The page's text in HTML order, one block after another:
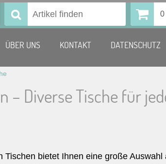
Suchen 0
ÜBER UNS KONTAKT DATENSCHUTZ
– Diverse Tische für
bietet Ihnen eine große Auswahl